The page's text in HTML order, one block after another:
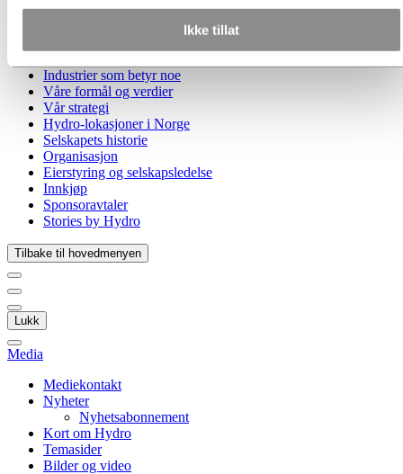
Ikke tillat
Gå til:Om Hydro
Industrier som betyr noe
Våre formål og verdier
Vår strategi
Hydro-lokasjoner i Norge
Selskapets historie
Organisasjon
Eierstyring og selskapsledelse
Innkjøp
Sponsoravtaler
Stories by Hydro
Tilbake til hovedmenyen
Lukk
Media
Mediekontakt
Nyheter
Nyhetsabonnement
Kort om Hydro
Temasider
Bilder og video